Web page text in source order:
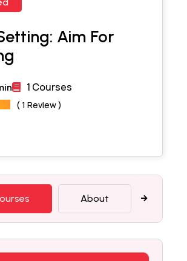
Aim For
1 Courses
( 1 Review )
About